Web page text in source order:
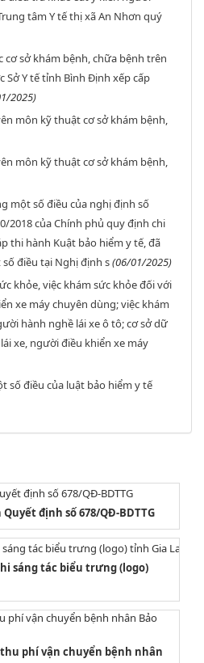
tâm Y tế thị xã An Nhơn quý
cơ sở khám bệnh, chữa bệnh trên
Y tế tỉnh Bình Định xếp cấp
2025)
môn kỹ thuật cơ sở khám bệnh,
môn kỹ thuật cơ sở khám bệnh,
một số điều của nghị định số
2018 của Chính phủ quy định chi
thi hành Kuật bảo hiểm y tế, đã
điều tại Nghị định s(06/01/2025)
khỏe, việc khám sức khỏe đối với
xe máy chuyên dùng; việc khám
hành nghề lái xe ô tô; cơ sở dữ
xe, người điều khiển xe máy
số điều của luật bảo hiểm y tế
định số 678/QĐ-BDTTG
sáng tác biểu trưng (logo)
phí vận chuyển bệnh nhân